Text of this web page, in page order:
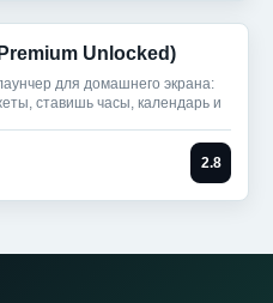
Unlocked)
для домашнего экрана:
ставишь часы, календарь и
2.8